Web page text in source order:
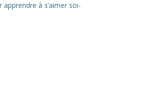
à s’aimer soi-